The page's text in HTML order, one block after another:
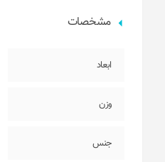
مشخصات
ابعاد
وزن
جنس